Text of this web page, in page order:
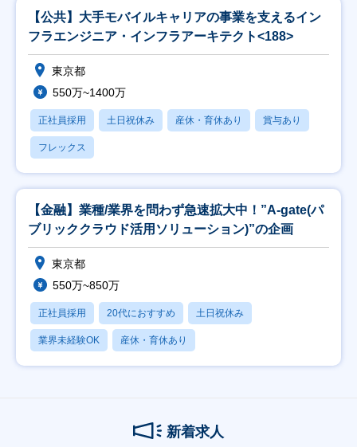
【公共】大手モバイルキャリアの事業を支えるイン
フラエンジニア・インフラアーキテクト<188>
東京都
550万~1400万
正社員採用 土日祝休み 産休・育休あり 賞与あり
フレックス
【金融】業種/業界を問わず急速拡大中！”A-gate(パ
ブリッククラウド活用ソリューション)”の企画
東京都
550万~850万
正社員採用 20代におすすめ 土日祝休み
業界未経験OK 産休・育休あり
新着求人